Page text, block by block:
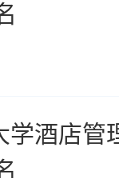
学酒店管